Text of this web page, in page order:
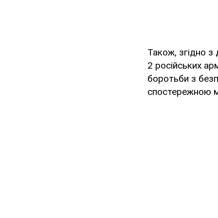
Також, згідно з
2 російських
боротьби з
спостережною